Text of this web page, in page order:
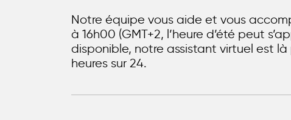
Notre équipe vous aide et vous
à 16h00 (GMT+2, l’heure d’été peut
disponible, notre assistant virtuel est
heures sur 24.